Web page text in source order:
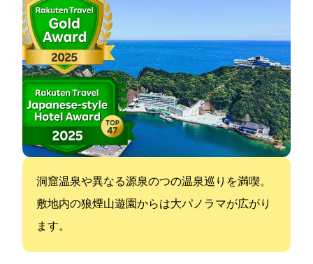
洞窟温泉や異なる源泉の4つの温泉巡りを満喫。
敷地内の狼煙山遊園からは360°大パノラマが広がり
ます。